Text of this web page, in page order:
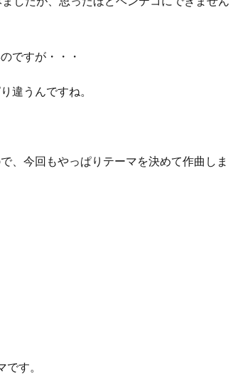
ですが・・・
違うんですね。
、今回もやっぱりテーマを決めて作曲しま
です。